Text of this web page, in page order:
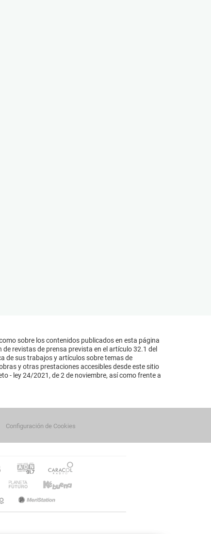
sobre los contenidos publicados en esta página
revistas de prensa prevista en el artículo 32.1 del
de sus trabajos y artículos sobre temas de
y otras prestaciones accesibles desde este sitio
- ley 24/2021, de 2 de noviembre, así como frente a
Configuración de Cookies